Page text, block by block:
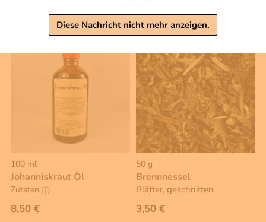
Diese Nachricht nicht mehr anzeigen.
100 ml
Johanniskraut Öl
Zutaten
8,50 €
50 g
Brennnessel
Blätter, geschnitten
3,50 €